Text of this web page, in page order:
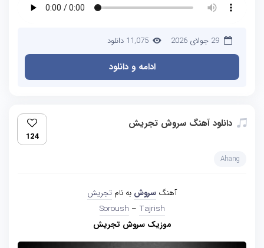
29 جولای 2026 11,075 دانلود
ادامه و دانلود
دانلود آهنگ سروش تجریش
124
Ahang
آهنگ سروش به نام تجریش
Soroush – Tajrish
موزیک سروش تجریش